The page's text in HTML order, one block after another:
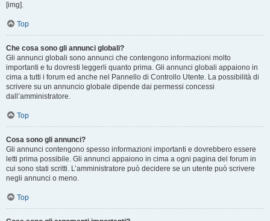
[img].
Top
Che cosa sono gli annunci globali?
Gli annunci globali sono annunci che contengono informazioni molto
importanti e tu dovresti leggerli quanto prima. Gli annunci globali appaiono in
cima a tutti i forum ed anche nel Pannello di Controllo Utente. La possibilità di
scrivere su un annuncio globale dipende dai permessi concessi
dall’amministratore.
Top
Cosa sono gli annunci?
Gli annunci contengono spesso informazioni importanti e dovrebbero essere
letti prima possibile. Gli annunci appaiono in cima a ogni pagina del forum in
cui sono stati scritti. L’amministratore può decidere se un utente può scrivere
negli annunci o meno.
Top